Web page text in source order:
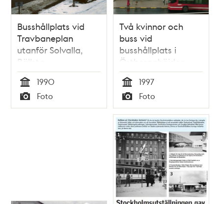
Busshållplats vid
Travbaneplan
utanför Solvalla,
Bällsta
Tid
1990
Typ
Foto
Två kvinnor och
buss vid
busshållplats i
Östbergahöjden,
Östberga
Tid
1997
Typ
Foto